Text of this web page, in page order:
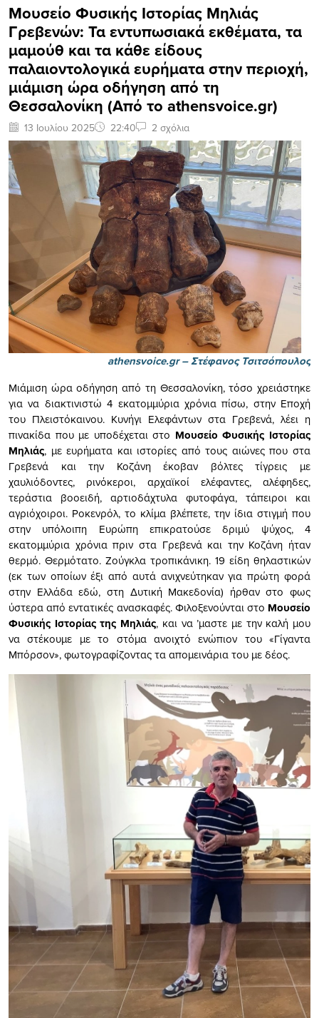
Μουσείο Φυσικής Ιστορίας Μηλιάς
Γρεβενών: Τα εντυπωσιακά εκθέματα, τα
μαμούθ και τα κάθε είδους
παλαιοντολογικά ευρήματα στην περιοχή,
μιάμιση ώρα οδήγηση από τη
Θεσσαλονίκη (Από το athensvoice.gr)
13 Ιουλίου 2025 22:40 2 σχόλια
athensvoice.gr –Στέφανος Τσιτσόπουλος
Μιάμιση ώρα οδήγηση από τη Θεσσαλονίκη, τόσο χρειάστηκε
για να διακτινιστώ 4 εκατομμύρια χρόνια πίσω, στην Εποχή
του Πλειστόκαινου. Κυνήγι Ελεφάντων στα Γρεβενά, λέει η
πινακίδα που με υποδέχεται στο Μουσείο Φυσικής Ιστορίας
Μηλιάς, με ευρήματα και ιστορίες από τους αιώνες που στα
Γρεβενά και την Κοζάνη έκοβαν βόλτες τίγρεις με
χαυλιόδοντες, ρινόκεροι, αρχαϊκοί ελέφαντες, αλέφηδες,
τεράστια βοοειδή, αρτιοδάχτυλα φυτοφάγα, τάπειροι και
αγριόχοιροι. Ροκενρόλ, το κλίμα βλέπετε, την ίδια στιγμή που
στην υπόλοιπη Ευρώπη επικρατούσε δριμύ ψύχος, 4
εκατομμύρια χρόνια πριν στα Γρεβενά και την Κοζάνη ήταν
θερμό. Θερμότατο. Ζούγκλα τροπικάνικη. 19 είδη θηλαστικών
(εκ των οποίων έξι από αυτά ανιχνεύτηκαν για πρώτη φορά
στην Ελλάδα εδώ, στη Δυτική Μακεδονία) ήρθαν στο φως
ύστερα από εντατικές ανασκαφές. Φιλοξενούνται στο Μουσείο
Φυσικής Ιστορίας της Μηλιάς, και να ’μαστε με την καλή μου
να στέκουμε με το στόμα ανοιχτό ενώπιον του «Γίγαντα
Μπόρσον», φωτογραφίζοντας τα απομεινάρια του με δέος.